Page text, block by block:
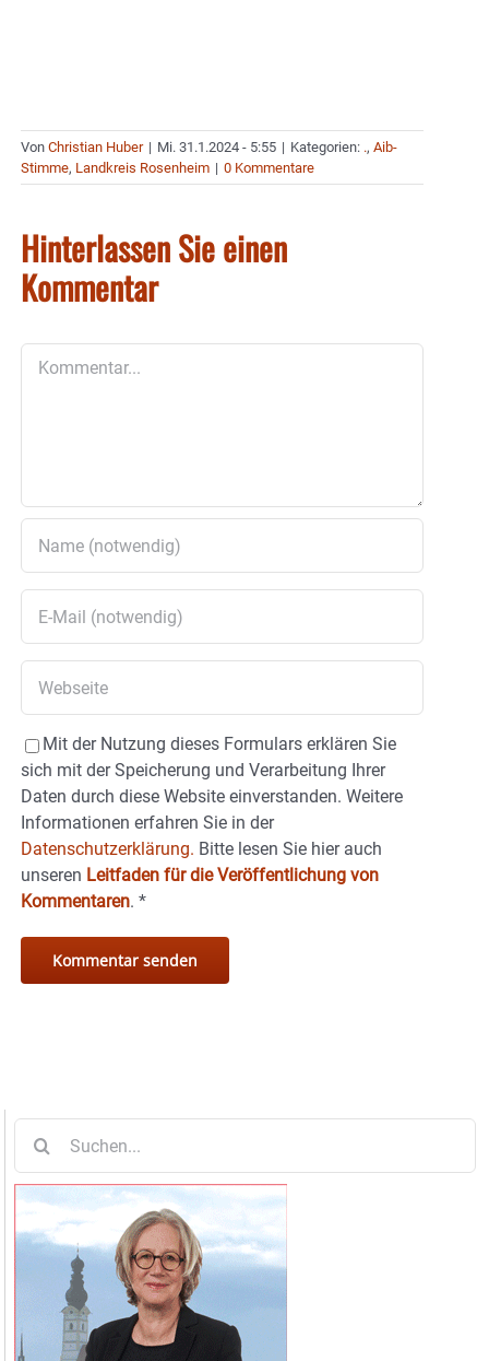
Von Christian Huber | Mi. 31.1.2024 - 5:55 | Kategorien: ., Aib-
Stimme, Landkreis Rosenheim | 0 Kommentare
Hinterlassen Sie einen
Kommentar
Mit der Nutzung dieses Formulars erklären Sie
sich mit der Speicherung und Verarbeitung Ihrer
Daten durch diese Website einverstanden. Weitere
Informationen erfahren Sie in der
Datenschutzerklärung. Bitte lesen Sie hier auch
unseren Leitfaden für die Veröffentlichung von
Kommentaren. *
nach: